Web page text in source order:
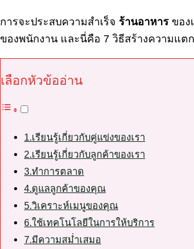
การจะประสบความสำเร็จ ร้านอาหาร ของ
ของพนักงาน และนี่คือ 7 วิธีสร้างความแต
เลือกหัวข้ออ่าน
1.เรียนรู้เกี่ยวกับคู่แข่งของเรา
2.เรียนรู้เกี่ยวกับลูกค้าของเรา
3.ทำการตลาด
4.ดูแลลูกค้าของคุณ
5.วิเคราะห์เมนูของคุณ
6.ใช้เทคโนโลยีในการให้บริการ
7.มีความสม่ำเสมอ